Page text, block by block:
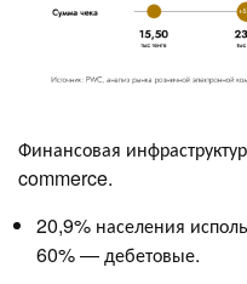
Финансовая
commerce.
20,9% населения
60% — дебетовые.